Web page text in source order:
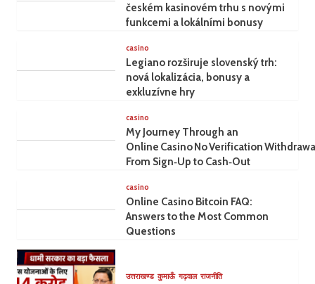
českém kasinovém trhu s novými
funkcemi a lokálními bonusy
casino
Legiano rozširuje slovenský trh:
nová lokalizácia, bonusy a
exkluzívne hry
casino
My Journey Through an
Online Casino No Verification
From Sign‑Up to Cash‑Out
casino
Online Casino Bitcoin FAQ:
Answers to the Most Common
Questions
उत्तराखण्ड कुमाऊँ गढ़वाल राजनीति